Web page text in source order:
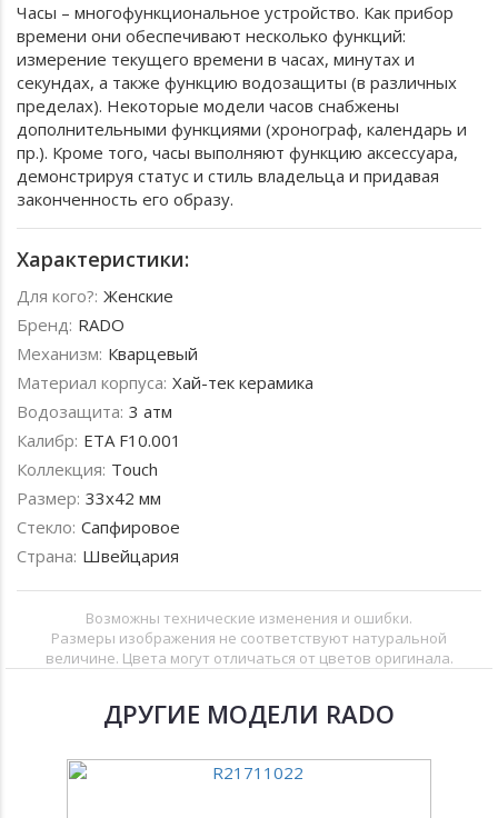
Часы – многофункциональное устройство. Как прибор
времени они обеспечивают несколько функций:
измерение текущего времени в часах, минутах и
секундах, а также функцию водозащиты (в различных
пределах). Некоторые модели часов снабжены
дополнительными функциями (хронограф, календарь и
пр.). Кроме того, часы выполняют функцию аксессуара,
демонстрируя статус и стиль владельца и придавая
законченность его образу.
Характеристики:
Для кого?: Женские
Бренд: RADO
Механизм: Кварцевый
Материал корпуса: Хай-тек керамика
Водозащита: 3 атм
Калибр: ETA F10.001
Коллекция: Touch
Размер: 33х42 мм
Стекло: Сапфировое
Страна: Швейцария
Возможны технические изменения и ошибки.
Размеры изображения не соответствуют натуральной
величине. Цвета могут отличаться от цветов оригинала.
ДРУГИЕ МОДЕЛИ RADO